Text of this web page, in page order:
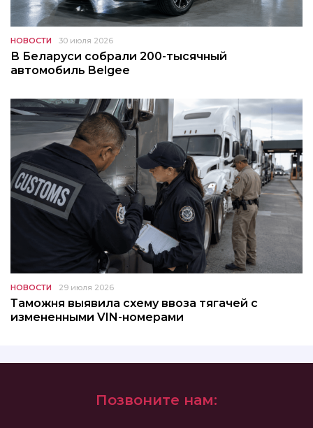
НОВОСТИ 30 июля 2026
В Беларуси собрали 200-тысячный
автомобиль Belgee
НОВОСТИ 29 июля 2026
Таможня выявила схему ввоза тягачей с
измененными VIN-номерами
Позвоните нам: